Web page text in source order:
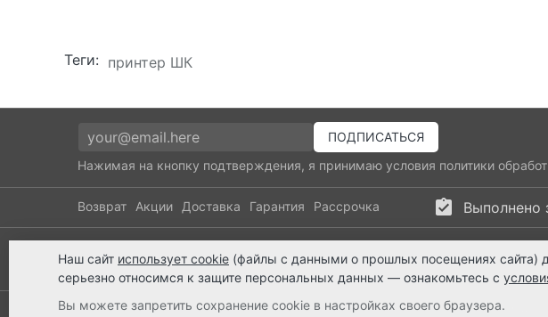
Теги: принтер ШК
Нажимая на кнопку подтверждения, я принимаю условия политики
Возврат Акции Доставка Гарантия Рассрочка Выполнено
8 800 2018-054
звонок по России бесплатный
8 (8652) 55-11-33
ЗАКАЖИ И ЗАБЕРИ СЕГОДНЯ!
Наш сайт использует cookie (файлы с данными о прошлых посещениях сайта)
серьезно относимся к защите персональных данных — ознакомьтесь с
Вы можете запретить сохранение cookie в настройках своего браузера.